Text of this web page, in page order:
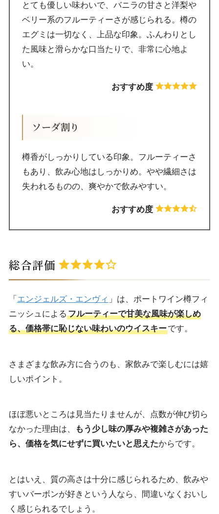
とても優しい味わいで、バニラの甘さと洋梨や
ベリー系のフルーティーさが感じられる。樽の
エグミは一切なく、上品な印象。ふんわりとし
た風味と滑らかな口当たりで、非常に心地よ
い。
おすすめ度
ソーダ割り
樽香がしっかりしている印象。フルーティーさ
もあり、飲み心地はしっかりめ。やや繊細さは
失われるものの、爽やかで飲みやすい。
おすすめ度
総合評価
「 エンジェルズ・エンヴィ 」は、ポートワイン樽フィ
ニッシュによる フルーティーで甘美な風味が楽しめ
る、価格帯に恥じない味わいのウイスキーです。
さまざまな飲み方に合うのも、家飲みで楽しむには嬉
しいポイント。
ほぼ悪いところは見当たりませんが、点数が伸び切ら
なかった理由は、
もう少し味の厚みや複雑さがあった
ら、価格を気にせずに買いたいと思えたからです。
とはいえ、質の高さは十分に感じられるため、飲みや
すいバーボンが好きという人なら、間違いなくおいし
く感じられるでしょう。